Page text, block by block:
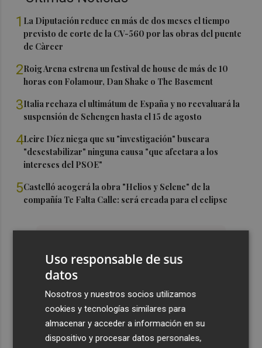
1 La Diputación reduce en más de dos meses el tiempo
previsto de corte de la CV-560 por las obras del puente
de Càrcer
2Roig Arena estrena un festival de house de más de 10
horas con Folamour, Dan Shake o The Basement
3Italia rechaza el ultimátum de España y no reevaluará la
suspensión de Schengen hasta el 15 de agosto
4Leire Díez niega que su "investigación" buscara
"desestabilizar" ninguna causa "que afectara a los
intereses del PSOE"
5Castelló acogerá la obra "Helios y Selene" de la
compañía Te Falta Calle: será creada para el eclipse
Uso responsable de sus
datos
Nosotros y nuestros socios utilizamos
cookies y tecnologías similares para
almacenar y acceder a información en su
dispositivo y procesar datos personales,